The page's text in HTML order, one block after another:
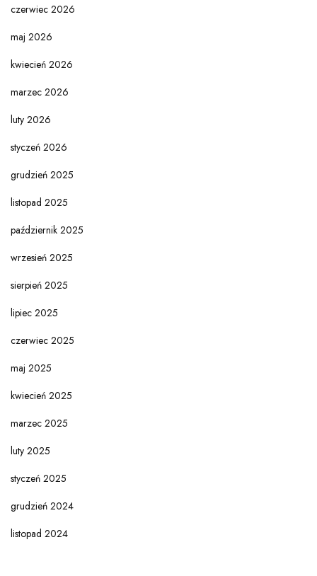
czerwiec 2026
maj 2026
kwiecień 2026
marzec 2026
luty 2026
styczeń 2026
grudzień 2025
listopad 2025
październik 2025
wrzesień 2025
sierpień 2025
lipiec 2025
czerwiec 2025
maj 2025
kwiecień 2025
marzec 2025
luty 2025
styczeń 2025
grudzień 2024
listopad 2024